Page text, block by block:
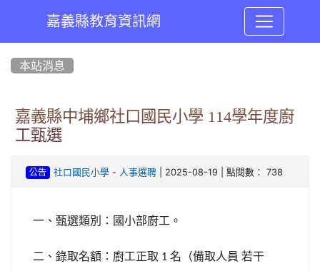
嘉義縣教育資訊網
本站消息
嘉義縣中埔鄉社口國民小學 114學年度廚
工甄選
公告 社口國民小學- 人事選聘| 2025-08-19 | 點閱數： 738
一、甄選類別：國小部廚工。
二、錄取名額：廚工正取 1 名（備取人員 若干